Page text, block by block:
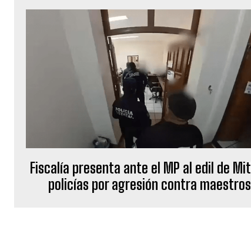
Fiscalía presenta ante el MP al edil de
policías por agresión contra maestros